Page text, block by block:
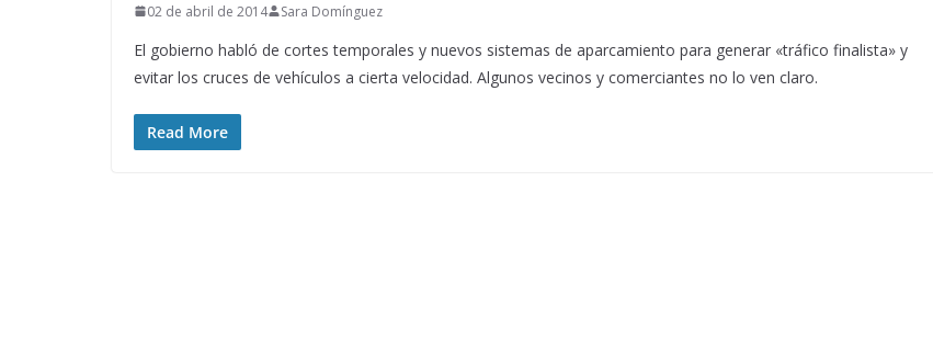
02 de abril de 2014 Sara Domínguez
El gobierno habló de cortes temporales y nuevos sistemas de aparcamiento para generar «tráfico finalista» y
evitar los cruces de vehículos a cierta velocidad. Algunos vecinos y comerciantes no lo ven claro.
Read More